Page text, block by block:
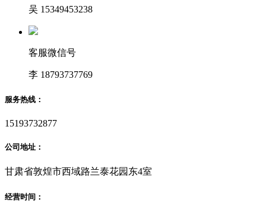
吴 15349453238
客服微信号
李 18793737769
服务热线：
15193732877
公司地址：
甘肃省敦煌市西域路兰泰花园东4室
经营时间：